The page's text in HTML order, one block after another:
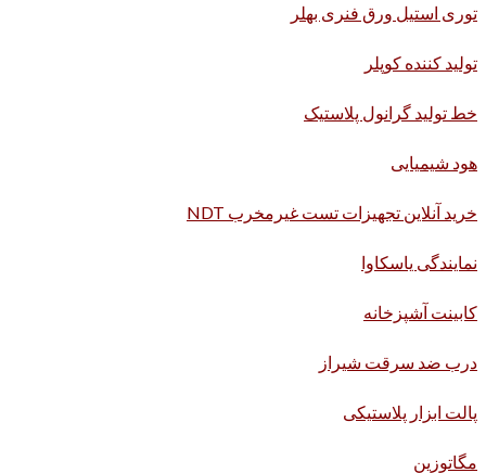
توری استیل ورق فنری بهلر
تولید کننده کوپلر
خط تولید گرانول پلاستیک
هود شیمیایی
خرید آنلاین تجهیزات تست غیرمخرب NDT
نمایندگی یاسکاوا
کابینت آشپزخانه
درب ضد سرقت شیراز
پالت ابزار پلاستیکی
مگاتوزین